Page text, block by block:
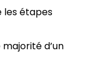
les étapes
d’un